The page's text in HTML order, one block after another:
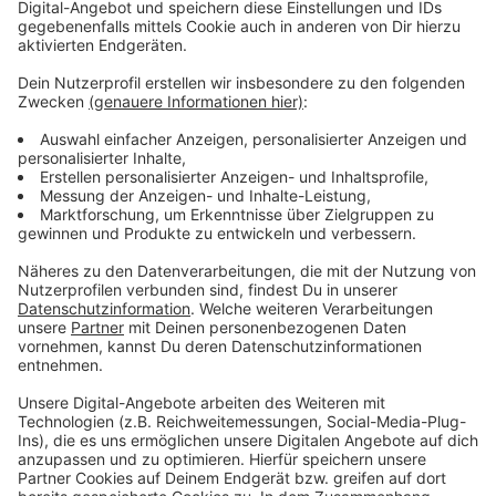
Das Landeskriminalamt rät dringend dazu, in solchen
Fällen unbedingt die Polizei zu informieren. Corona-
Impfungen gäbe es ausschließlich in den Impfzentren
oder durch mobile Teams in Altenheimen.
Anzeige
Weitere Infos
Anzeige
Regierung will für schnellere Impfstoff-Produktion
sorgen
EMA macht Weg frei für zweiten Corona-Impfstoff
in EU